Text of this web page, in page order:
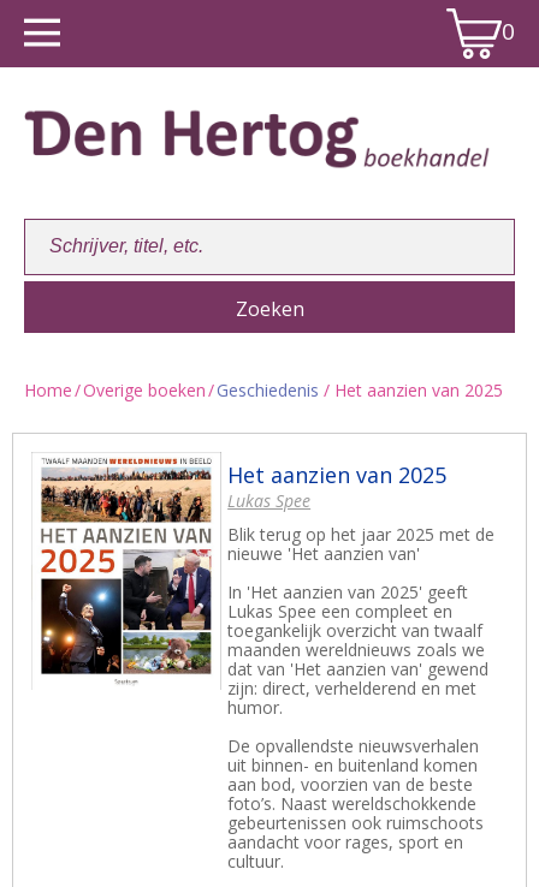
0
Home/Overige boeken/Geschiedenis / Het aanzien van 2025
Het aanzien van 2025
Lukas Spee
Blik terug op het jaar 2025 met de
nieuwe 'Het aanzien van'
In 'Het aanzien van 2025' geeft
Lukas Spee een compleet en
toegankelijk overzicht van twaalf
maanden wereldnieuws zoals we
dat van 'Het aanzien van' gewend
zijn: direct, verhelderend en met
humor.
De opvallendste nieuwsverhalen
uit binnen- en buitenland komen
aan bod, voorzien van de beste
foto’s. Naast wereldschokkende
gebeurtenissen ook ruimschoots
aandacht voor rages, sport en
cultuur.